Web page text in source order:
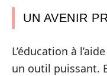
UN AVENIR
L’éducation à
un outil puissant.